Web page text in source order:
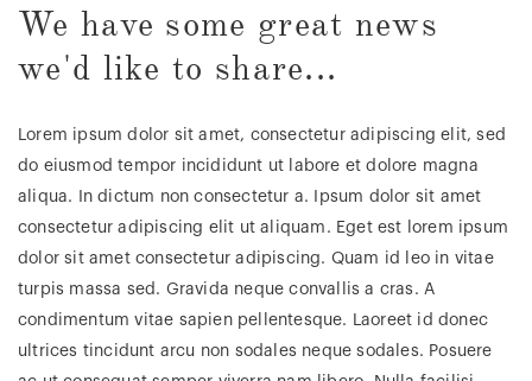
We have some great news
we'd like to share...
Lorem ipsum dolor sit amet, consectetur adipiscing elit, sed
do eiusmod tempor incididunt ut labore et dolore magna
aliqua. In dictum non consectetur a. Ipsum dolor sit amet
consectetur adipiscing elit ut aliquam. Eget est lorem ipsum
dolor sit amet consectetur adipiscing. Quam id leo in vitae
turpis massa sed. Gravida neque convallis a cras. A
condimentum vitae sapien pellentesque. Laoreet id donec
ultrices tincidunt arcu non sodales neque sodales. Posuere